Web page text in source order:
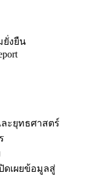
ยั่งยืน
ะยุทธศาสตร์
ดเผยข้อมูลสู่